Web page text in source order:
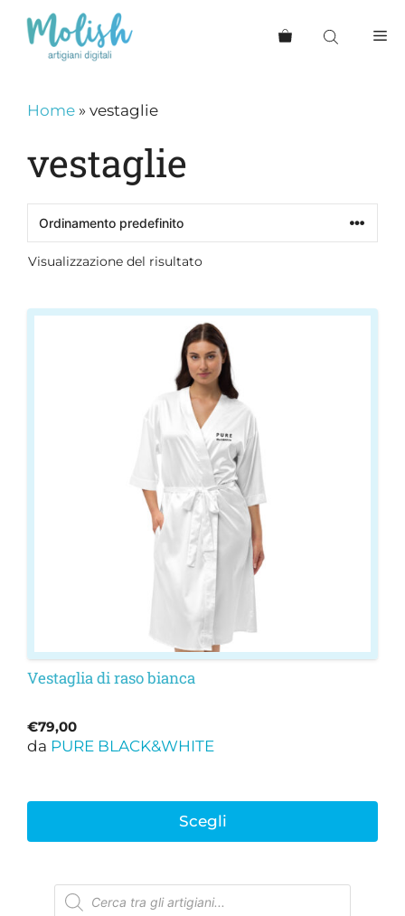
contenuto
Home » vestaglie
vestaglie
Visualizzazione del risultato
Vestaglia di raso bianca
€79,00
da PURE BLACK&WHITE
Scegli
Questo
Ricerca
prodotti